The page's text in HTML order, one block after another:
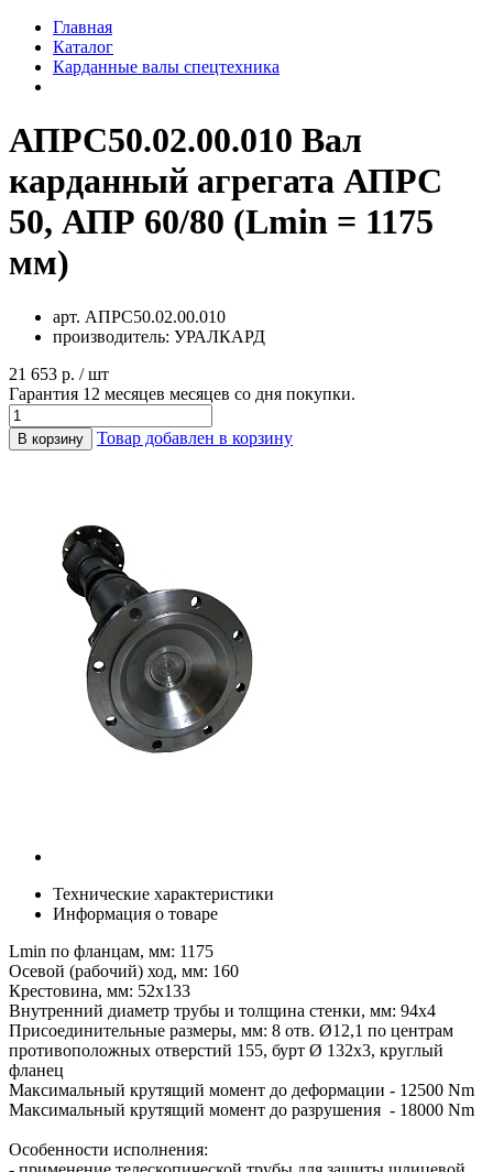
Главная
Каталог
Карданные валы спецтехника
АПРС50.02.00.010 Вал
карданный агрегата АПРС
50, АПР 60/80 (Lmin = 1175
мм)
арт. АПРС50.02.00.010
производитель: УРАЛКАРД
21 653 р. / шт
Гарантия 12 месяцев месяцев со дня покупки.
В корзину Товар добавлен в корзину
Технические характеристики
Информация о товаре
Lmin по фланцам, мм: 1175
Осевой (рабочий) ход, мм: 160
Крестовина, мм: 52х133
Внутренний диаметр трубы и толщина стенки, мм: 94х4
Присоединительные размеры, мм: 8 отв. Ø12,1 по центрам
противоположных отверстий 155, бурт Ø 132х3, круглый
фланец
Максимальный крутящий момент до деформации - 12500 Nm
Максимальный крутящий момент до разрушения - 18000 Nm
Особенности исполнения: